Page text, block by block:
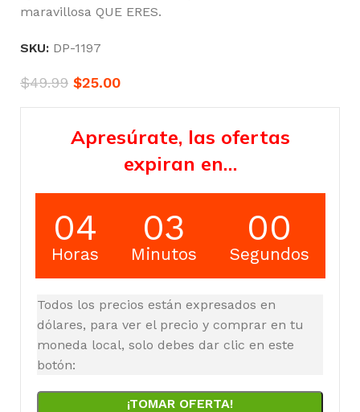
maravillosa QUE ERES.
SKU: DP-1197
$49.99 $25.00
Apresúrate, las ofertas
expiran en…
04
Horas
02
Minutos
59
Segundos
Todos los precios están expresados en
dólares, para ver el precio y comprar en tu
moneda local, solo debes dar clic en este
botón:
¡TOMAR OFERTA!